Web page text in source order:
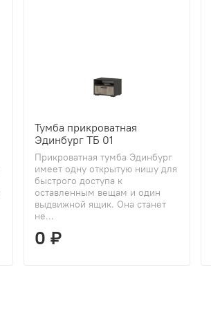
Тумба прикроватная
Эдинбург ТБ 01
Прикроватная тумба Эдинбург
имеет одну открытую нишу для
быстрого доступа к
оставленным вещам и один
выдвижной ящик. Она станет
не...
0 ₽